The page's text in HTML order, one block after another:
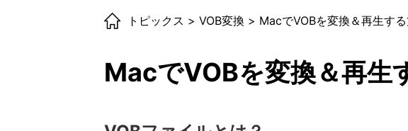
トピックス > VOB変換 > MacでVOBを変換＆再生す
MacでVOBを変換＆再生